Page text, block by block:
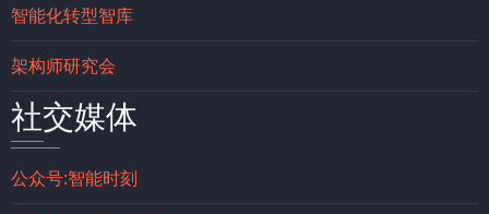
智能化转型智库
架构师研究会
社交媒体
公众号:智能时刻